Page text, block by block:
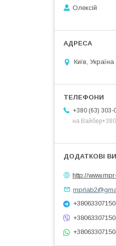
Олексій
Київ, Україна
+380 (63) 303-
на
http://